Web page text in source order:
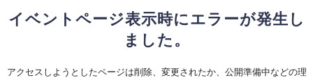
イベントページ表示時にエラーが発生し
ました。
アクセスしようとしたページは削除、変更されたか、公開準備中などの理